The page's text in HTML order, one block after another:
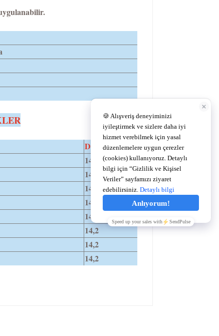
DIA
14,2
14,2
14,2
14,2
14,2
14,2
14,2
14,2